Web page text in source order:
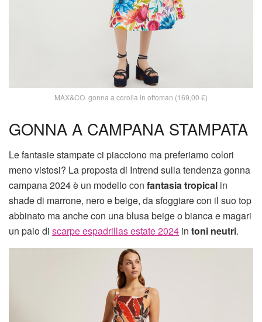
MAX&CO. gonna a corolla in ottoman (169,00 €)
GONNA A CAMPANA STAMPATA
Le fantasie stampate ci piacciono ma preferiamo colori
meno vistosi? La proposta di Intrend sulla tendenza gonna
campana 2024 è un modello con fantasia tropical in
shade di marrone, nero e beige, da sfoggiare con il suo top
abbinato ma anche con una blusa beige o bianca e magari
un paio di scarpe espadrillas estate 2024 in toni neutri.